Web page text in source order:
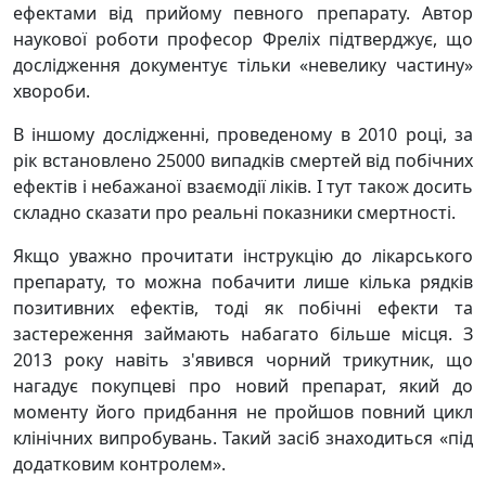
ефектами від прийому певного препарату. Автор
наукової роботи професор Фреліх підтверджує, що
дослідження документує тільки «невелику частину»
хвороби.
В іншому дослідженні, проведеному в 2010 році, за
рік встановлено 25000 випадків смертей від побічних
ефектів і небажаної взаємодії ліків. І тут також досить
складно сказати про реальні показники смертності.
Якщо уважно прочитати інструкцію до лікарського
препарату, то можна побачити лише кілька рядків
позитивних ефектів, тоді як побічні ефекти та
застереження займають набагато більше місця. З
2013 року навіть з'явився чорний трикутник, що
нагадує покупцеві про новий препарат, який до
моменту його придбання не пройшов повний цикл
клінічних випробувань. Такий засіб знаходиться «під
додатковим контролем».